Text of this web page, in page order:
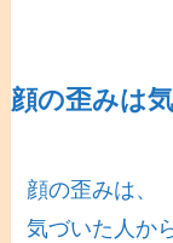
顔の歪みは
顔の歪みは、
気づいた人か